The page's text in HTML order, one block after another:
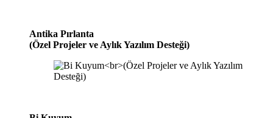
Antika Pırlanta
(Özel Projeler ve Aylık Yazılım Desteği)